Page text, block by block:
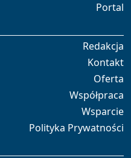
Portal
Redakcja
Kontakt
Oferta
Współpraca
Wsparcie
Polityka Prywatności